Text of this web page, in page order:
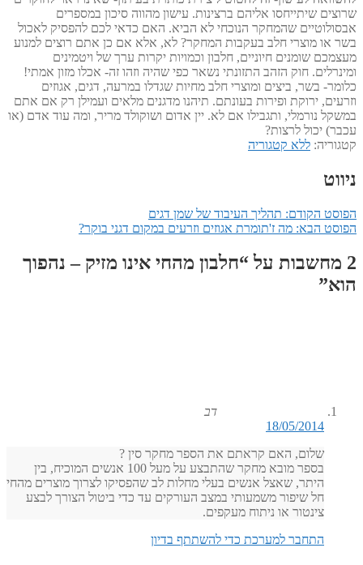
שרוצים שיתייחסו אליהם ברצינות. עישון מהווה סיכון במספרים
אבסולוטיים שהמחקר הנוכחי לא הביא. האם כדאי לכם להפסיק לאכול
בשר או מוצרי חלב בעקבות המחקר? לא, אלא אם כן אתם רוצים למנוע
מעצמכם שומנים חיוניים, חלבון וכמויות יקרות ערך של ויטמינים
ומינרלים. חוק הזהב התזונתי נשאר כפי שהיה וזהו זה- אכלו מזון אמתי!
כלומר- בשר, ביצים ומוצרי חלב מחיות שגדלו במרעה, דגים, אגוזים
וזרעים, ירוקת ופירות בעונתם. תיהנו מדגנים מלאים ועמילן רק אם אתם
במשקל נורמלי, ותגבילו אם לא. יין אדום ושוקולד מריר, ומה עוד אדם (או
עכבר) יכול לרצות?
קטגוריה: ללא קטגוריה
ניווט
הפוסט הקודם: תהליך העיבוד של שמן דגים
הפוסט הבא: מה ז'תומרת אגוזים וזרעים במקום דגני בוקר?
2 מחשבות על “
חלבון מהחי אינו מזיק – נהפוך
הוא”
דב
18/05/2014
שלום, האם קראתם את הספר מחקר סין ?
בספר מובא מחקר שהתבצע על מעל 100 אנשים המוכיח, בין
היתר, שאצל אנשים בעלי מחלות לב שהפסיקו לצרוך מוצרים מהחי
חל שיפור משמעותי במצב העורקים עד כדי ביטול הצורך לבצע
צינטור או ניתוח מעקפים.
התחבר למערכת כדי להשתתף בדיון